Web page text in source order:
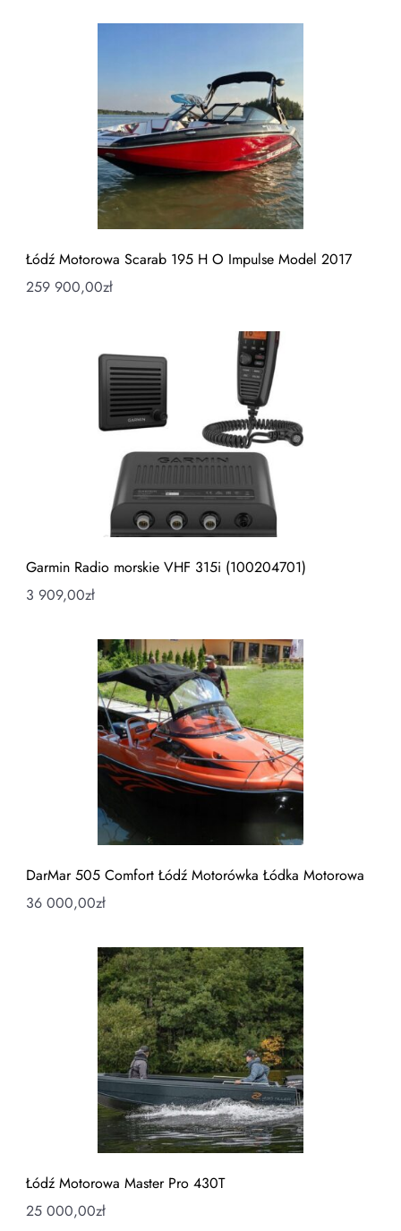
Łódź Motorowa Scarab 195 H O Impulse Model 2017
259 900,00zł
Garmin Radio morskie VHF 315i (100204701)
3 909,00zł
DarMar 505 Comfort Łódź Motorówka Łódka Motorowa
36 000,00zł
Łódź Motorowa Master Pro 430T
25 000,00zł